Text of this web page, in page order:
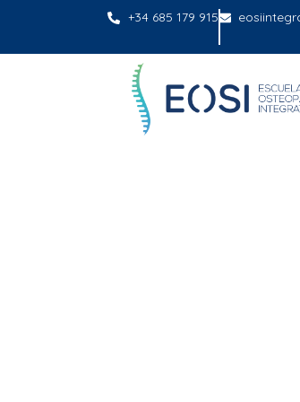
+34 685 179 915